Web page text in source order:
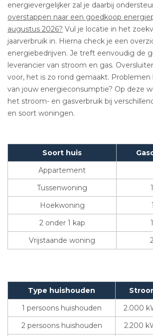
energievergelijker zal je daarbij
overstappen naar een goedkoop
augustus 2026? Vul je locatie in het
jaarverbruik in. Hierna check je een
energiebedrijven. Je treft eenvoudig de
leverancier van stroom en gas.
voor, het is zo rond gemaakt. Problemen
van jouw energieconsumptie? Op deze
het stroom- en gasverbruik bij
en soort woningen.
Soort huis
Appartement
Tussenwoning
Hoekwoning
2 onder 1 kap
Vrijstaande woning
Type huishouden
1 persoons huishouden
2.000
2 persoons huishouden
2.200